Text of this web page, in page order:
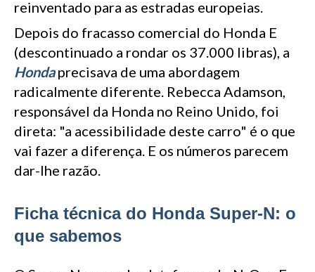
reinventado para as estradas europeias.
Depois do fracasso comercial do Honda E
(descontinuado a rondar os 37.000 libras), a
Hondaprecisava de uma abordagem
radicalmente diferente. Rebecca Adamson,
responsável da Honda no Reino Unido, foi
direta: "a acessibilidade deste carro" é o que
vai fazer a diferença. E os números parecem
dar-lhe razão.
Ficha técnica do Honda Super-N: o
que sabemos